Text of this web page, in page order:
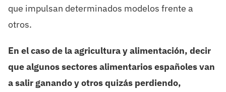
que impulsan determinados modelos frente a
otros.
En el caso de la agricultura y alimentación, decir
que algunos sectores alimentarios españoles van
a salir ganando y otros quizás perdiendo,